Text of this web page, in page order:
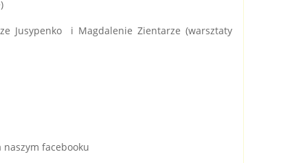
Jusypenko i Magdalenie Zientarze (warsztaty
facebooku